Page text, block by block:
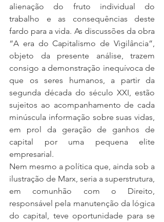
alienação do fruto individual do
trabalho e as consequências deste
fardo para a vida. As discussões da obra
“A era do Capitalismo de Vigilância”,
objeto da presente análise, trazem
consigo a demonstração inequívoca de
que os seres humanos, a partir da
segunda década do século XXI, estão
sujeitos ao acompanhamento de cada
minúscula informação sobre suas vidas,
em prol da geração de ganhos de
capital por uma pequena elite
empresarial.
Nem mesmo a política que, ainda sob a
ilustração de Marx, seria a superstrutura,
em comunhão com o Direito,
responsável pela manutenção da lógica
do capital, teve oportunidade para se